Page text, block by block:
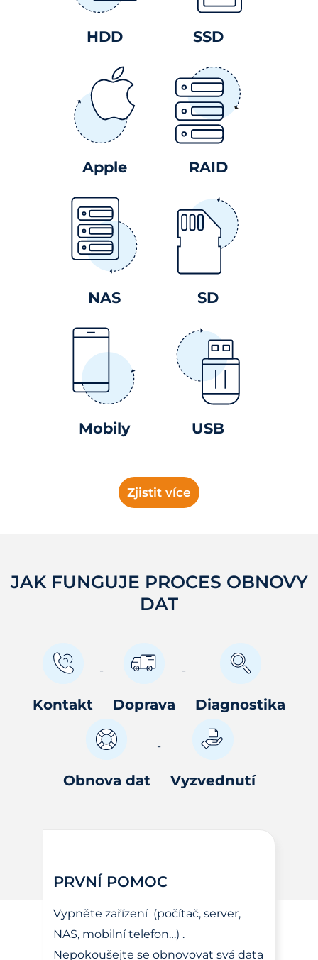
HDD SSD
Apple RAID
NAS SD
Mobily USB
Zjistit více
JAK FUNGUJE PROCES OBNOVY
DAT
Kontakt Doprava Diagnostika
Obnova dat Vyzvednutí
PRVNÍ POMOC
Vypněte zařízení (počítač, server,
NAS, mobilní telefon…) .
Nepokoušejte se obnovovat svá data